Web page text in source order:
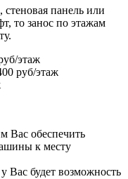
стеновая панель или
то занос по этажам
этаж
руб/этаж
Вас обеспечить
к месту
Вас будет возможность